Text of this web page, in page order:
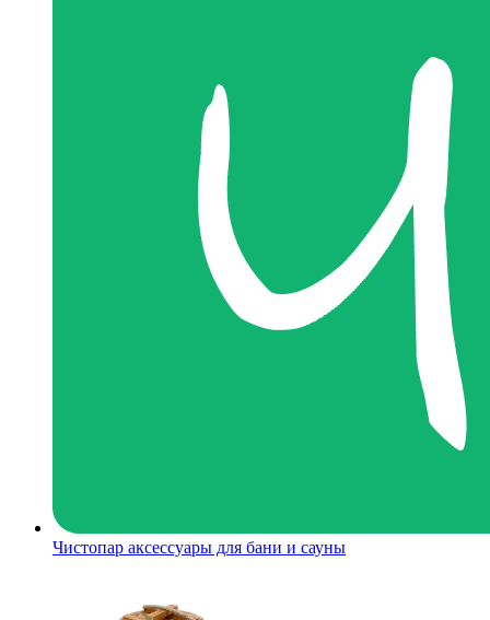
Чистопар аксессуары для бани и сауны